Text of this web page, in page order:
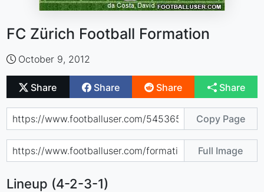
FC Zürich Football Formation
October 9, 2012
Share Share Share Share
Copy Page
Full Image
Lineup (4-2-3-1)